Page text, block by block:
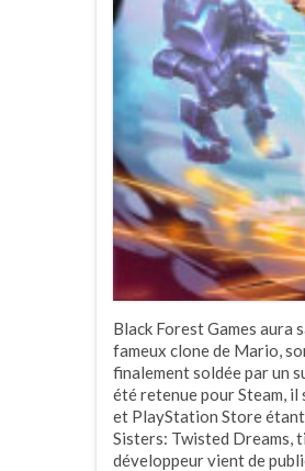
Black Forest Games aura
fameux clone de Mario,
finalement soldée par un
été retenue pour Steam,
et PlayStation Store étant
Sisters: Twisted Dreams,
développeur vient de